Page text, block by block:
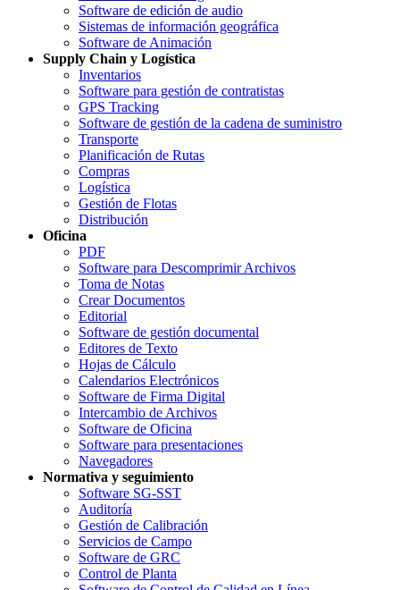
Software de edición de audio
Sistemas de información geográfica
Software de Animación
Supply Chain y Logística
Inventarios
Software para gestión de contratistas
GPS Tracking
Software de gestión de la cadena de suministro
Transporte
Planificación de Rutas
Compras
Logística
Gestión de Flotas
Distribución
Oficina
PDF
Software para Descomprimir Archivos
Toma de Notas
Crear Documentos
Editorial
Software de gestión documental
Editores de Texto
Hojas de Cálculo
Calendarios Electrónicos
Software de Firma Digital
Intercambio de Archivos
Software de Oficina
Software para presentaciones
Navegadores
Normativa y seguimiento
Software SG-SST
Auditoría
Gestión de Calibración
Servicios de Campo
Software de GRC
Control de Planta